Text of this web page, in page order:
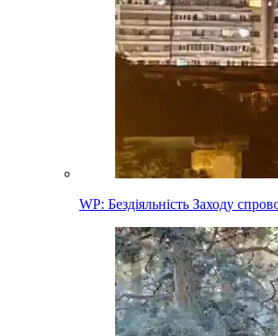
WP: Бездіяльність Заходу